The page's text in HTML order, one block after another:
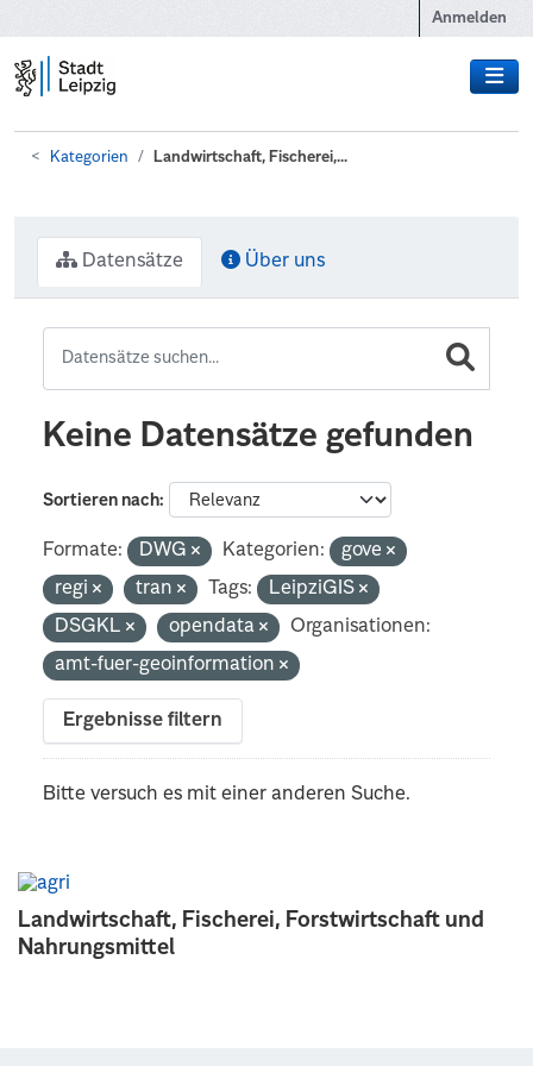
Anmelden
Kategorien Landwirtschaft, Fischerei,...
Landwirtschaft, Fischerei, Forstwirtschaft und
Nahrungsmittel
Datensätze Über uns
Keine Datensätze gefunden
Sortieren nach
Formate: DWG Kategorien:
gove
regi
tran Tags:
LeipziGIS
DSGKL
opendata
Organisationen:
amt-fuer-geoinformation
Ergebnisse filtern
Bitte versuch es mit einer anderen Suche.